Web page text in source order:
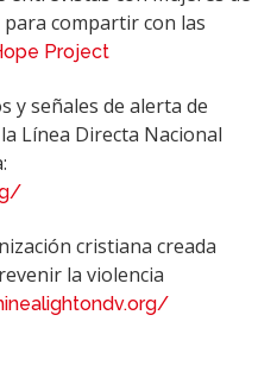
compartir con las
Project
y señales de alerta de
Línea Directa Nacional
cristiana creada
la violencia